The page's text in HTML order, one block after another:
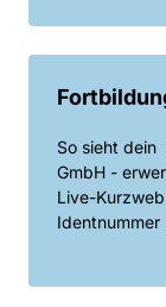
So sieht dein
GmbH -
Live-